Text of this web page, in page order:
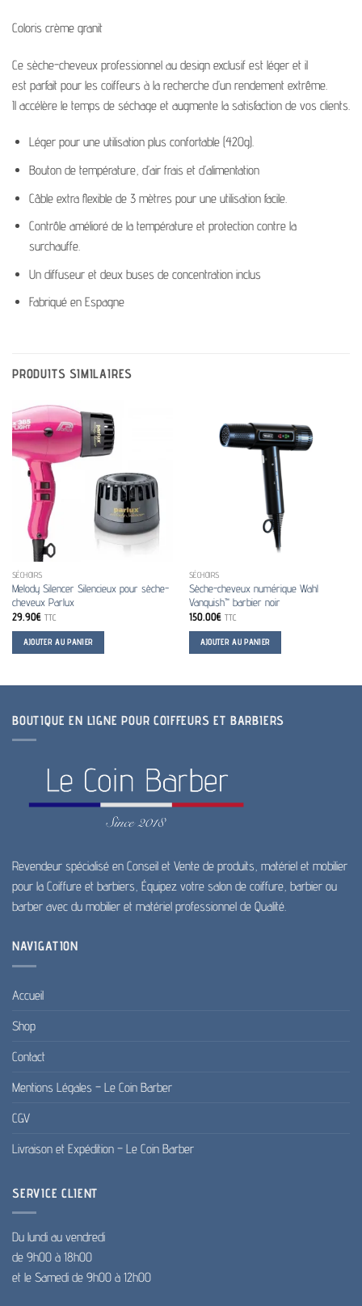
Coloris crème granit
Ce sèche-cheveux professionnel au design exclusif est léger et il
est parfait pour les coiffeurs à la recherche d’un rendement extrême.
Il accélère le temps de séchage et augmente la satisfaction de vos clients.
Léger pour une utilisation plus confortable (420g).
Bouton de température, d’air frais et d’alimentation
Câble extra flexible de 3 mètres pour une utilisation facile.
Contrôle amélioré de la température et protection contre la
surchauffe.
Un diffuseur et deux buses de concentration inclus
Fabriqué en Espagne
PRODUITS SIMILAIRES
SÉCHOIRS
Melody Silencer Silencieux pour sèche-
cheveux Parlux
29.90€ TTC
AJOUTER AU PANIER
SÉCHOIRS
Sèche-cheveux numérique Wahl
Vanquish™ barbier noir
150.00€ TTC
AJOUTER AU PANIER
BOUTIQUE EN LIGNE POUR COIFFEURS ET BARBIERS
Revendeur spécialisé en Conseil et Vente de produits, matériel et mobilier
pour la Coiffure et barbiers, Équipez votre salon de coiffure, barbier ou
barber avec du mobilier et matériel professionnel de Qualité.
NAVIGATION
Accueil
Shop
Contact
Mentions Légales – Le Coin Barber
CGV
Livraison et Expédition – Le Coin Barber
SERVICE CLIENT
Du lundi au vendredi
de 9h00 à 18h00
et le Samedi de 9h00 à 12h00